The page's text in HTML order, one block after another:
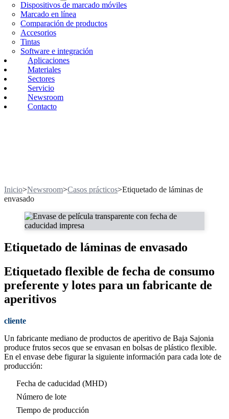
Dispositivos de marcado móviles
Marcado en línea
Comparación de productos
Accesorios
Tintas
Software e integración
Aplicaciones
Materiales
Sectores
Servicio
Newsroom
Contacto
Inicio>Newsroom>Casos prácticos>Etiquetado de láminas de
envasado
Etiquetado de láminas de envasado
Etiquetado flexible de fecha de consumo
preferente y lotes para un fabricante de
aperitivos
cliente
Un fabricante mediano de productos de aperitivo de Baja Sajonia
produce frutos secos que se envasan en bolsas de plástico flexible.
En el envase debe figurar la siguiente información para cada lote de
producción:
Fecha de caducidad (MHD)
Número de lote
Tiempo de producción